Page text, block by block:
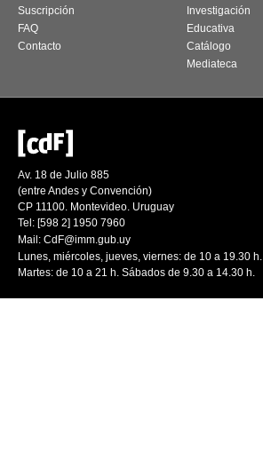
Suscripción
FAQ
Contacto
Investigación
Educativa
Catálogo
Mediateca
Av. 18 de Julio 885
(entre Andes y Convención)
CP 11100. Montevideo. Uruguay
Tel: [598 2] 1950 7960
Mail: CdF@imm.gub.uy
Lunes, miércoles, jueves, viernes: de 10 a 19.30 h.
Martes: de 10 a 21 h. Sábados de 9.30 a 14.30 h.